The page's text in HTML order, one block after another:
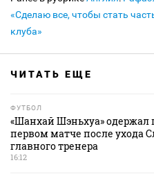
«Сделаю все, чтобы стать
клуба»
ЧИТАТЬ ЕЩЕ
ФУТБОЛ
«Шанхай Шэньхуа» одержал
первом матче после ухода
главного тренера
16:12